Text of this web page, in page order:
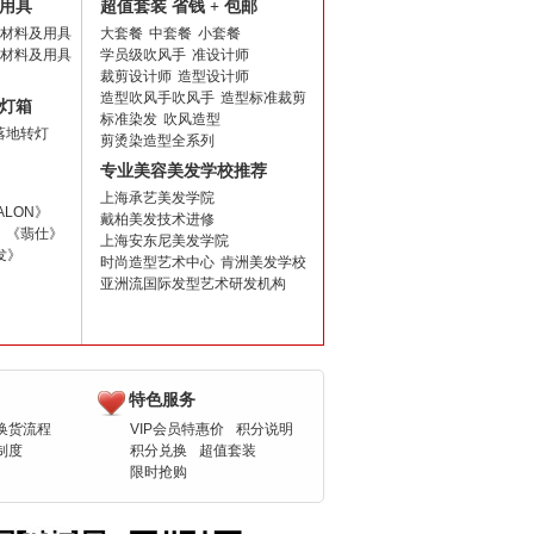
具
料及用具
料及用具
箱
地转灯
》
《翡仕》
》
超值套装 省钱 + 包邮
大套餐 中套餐 小套餐
学员级吹风手 准设计师
裁剪设计师 造型设计师
造型吹风手吹风手 造型标准裁剪
标准染发 吹风造型
剪烫染造型全系列
专业美容美发学校推荐
上海承艺美发学院
戴柏美发技术进修
上海安东尼美发学院
时尚造型艺术中心 肯洲美发学校
亚洲流国际发型艺术研发机构
货流程
度
特色服务
VIP会员特惠价
积分说明
积分兑换
超值套装
限时抢购